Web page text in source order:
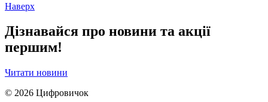
Наверх
Дізнавайся про новини та акції
першим!
Читати новини
© 2026 Цифровичок